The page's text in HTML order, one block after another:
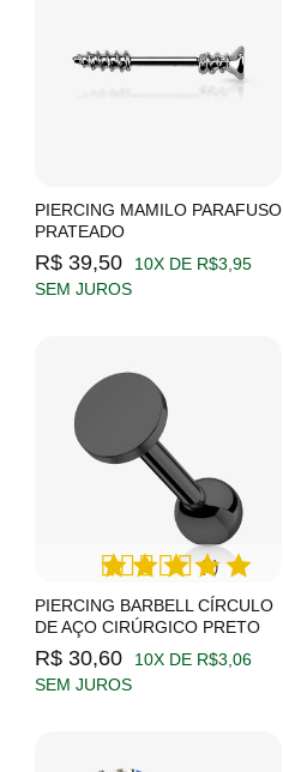
PIERCING MAMILO PARAFUSO
PRATEADO
R$ 39,50
10X DE R$3,95
SEM JUROS
PIERCING BARBELL CÍRCULO
DE AÇO CIRÚRGICO PRETO
(1)
R$ 30,60
10X DE R$3,06
SEM JUROS